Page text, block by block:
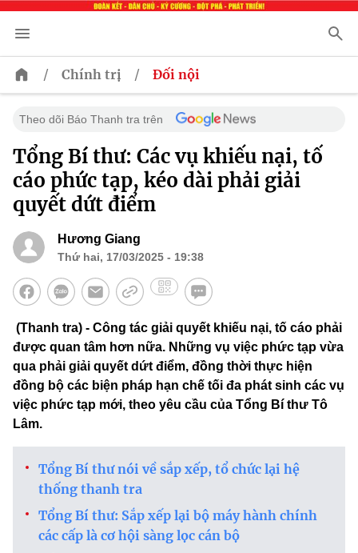
/ Chính trị / Đối nội
Theo dõi Báo Thanh tra trên
Tổng Bí thư: Các vụ khiếu nại, tố
cáo phức tạp, kéo dài phải giải
quyết dứt điểm
Hương Giang
Thứ hai, 17/03/2025 - 19:38
(Thanh tra) - Công tác giải quyết khiếu nại, tố cáo phải
được quan tâm hơn nữa. Những vụ việc phức tạp vừa
qua phải giải quyết dứt điểm, đồng thời thực hiện
đồng bộ các biện pháp hạn chế tối đa phát sinh các vụ
việc phức tạp mới, theo yêu cầu của Tổng Bí thư Tô
Lâm.
Tổng Bí thư nói về sắp xếp, tổ chức lại hệ
thống thanh tra
Tổng Bí thư: Sắp xếp lại bộ máy hành chính
các cấp là cơ hội sàng lọc cán bộ